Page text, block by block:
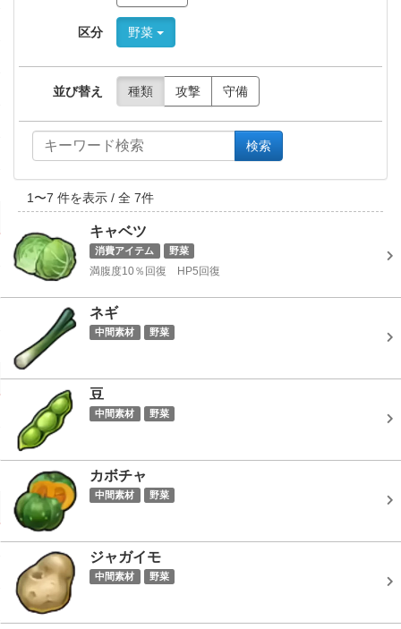
区分 野菜
並び替え 種類 攻撃 守備
検索
1 〜7 件を表示 / 全 7件
キャベツ
消費アイテム 野菜
満腹度10％回復 HP5回復
ネギ
中間素材 野菜
豆
中間素材 野菜
カボチャ
中間素材 野菜
ジャガイモ
中間素材 野菜